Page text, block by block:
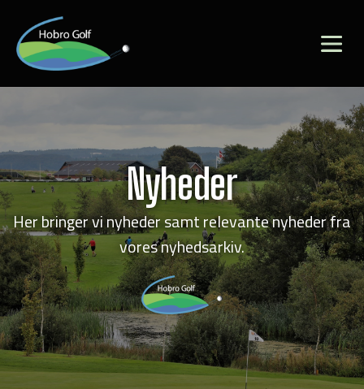
Nyheder
Her bringer vi nyheder samt relevante nyheder fra
vores nyhedsarkiv.